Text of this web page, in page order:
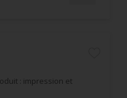
: impression et